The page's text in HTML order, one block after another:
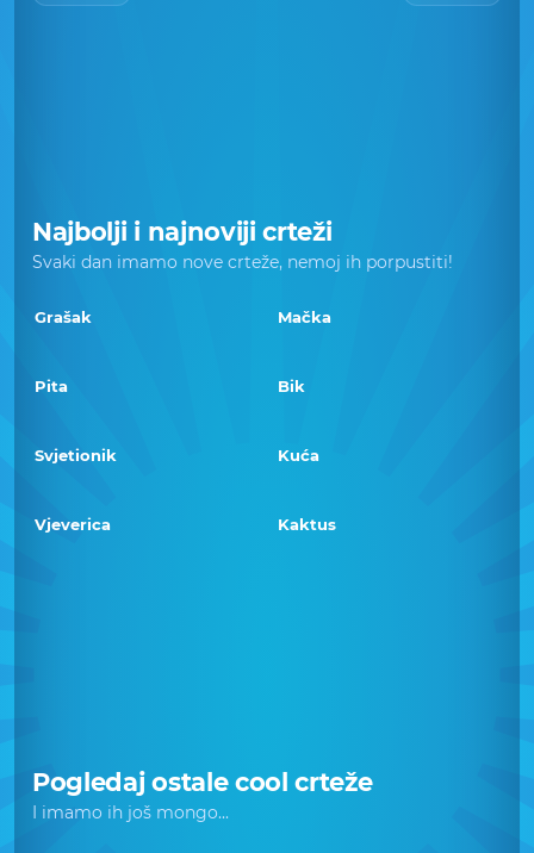
Najbolji i najnoviji crteži
Svaki dan imamo nove crteže, nemoj ih porpustiti!
Grašak Mačka
Pita Bik
Svjetionik Kuća
Vjeverica Kaktus
Pogledaj ostale cool crteže
I imamo ih još mongo...